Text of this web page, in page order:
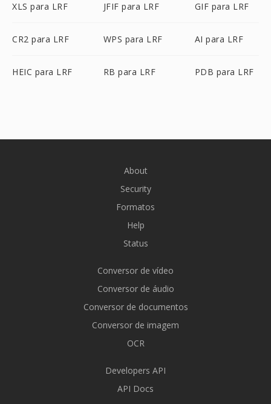
XLS para LRF JFIF para LRF GIF para LRF
CR2 para LRF WPS para LRF AI para LRF
HEIC para LRF RB para LRF PDB para LRF
About
Security
Formatos
Help
Status
Conversor de vídeo
Conversor de áudio
Conversor de documentos
Conversor de imagem
OCR
Developers API
API Docs